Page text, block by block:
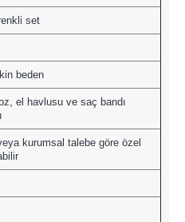
set
beden
el havlusu ve saç bandı
kurumsal talebe göre özel